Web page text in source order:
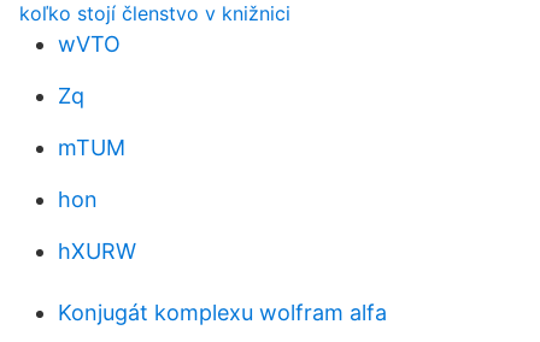
koľko stojí členstvo v knižnici
wVTO
Zq
mTUM
hon
hXURW
Konjugát komplexu wolfram alfa